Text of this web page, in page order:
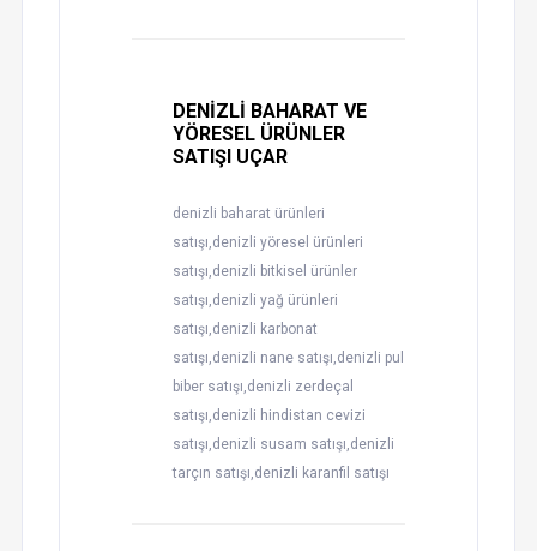
DENİZLİ BAHARAT VE
YÖRESEL ÜRÜNLER
SATIŞI UÇAR
denizli baharat ürünleri
satışı,denizli yöresel ürünleri
satışı,denizli bitkisel ürünler
satışı,denizli yağ ürünleri
satışı,denizli karbonat
satışı,denizli nane satışı,denizli pul
biber satışı,denizli zerdeçal
satışı,denizli hindistan cevizi
satışı,denizli susam satışı,denizli
tarçın satışı,denizli karanfil satışı